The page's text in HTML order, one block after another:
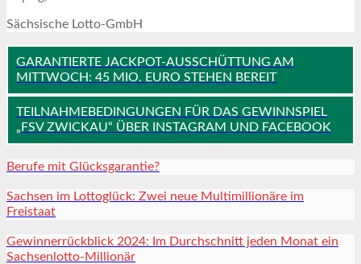
Sächsische Lotto-GmbH
GARANTIERTE JACKPOT-AUSSCHÜTTUNG AM
MITTWOCH: 45 MIO. EURO STEHEN BEREIT
TEILNAHMEBEDINGUNGEN FÜR DAS GEWINNSPIEL
„FSV ZWICKAU“ ÜBER INSTAGRAM UND FACEBOOK
Berufe mit Glücksgarantie?
Sachsen im Lottoglück: Zwei neue Multimillionäre im
Freistaat
Gewinnerrückblick 2024: Im Durchschnitt jeden Monat ein
Sachsenlotto-Millionär